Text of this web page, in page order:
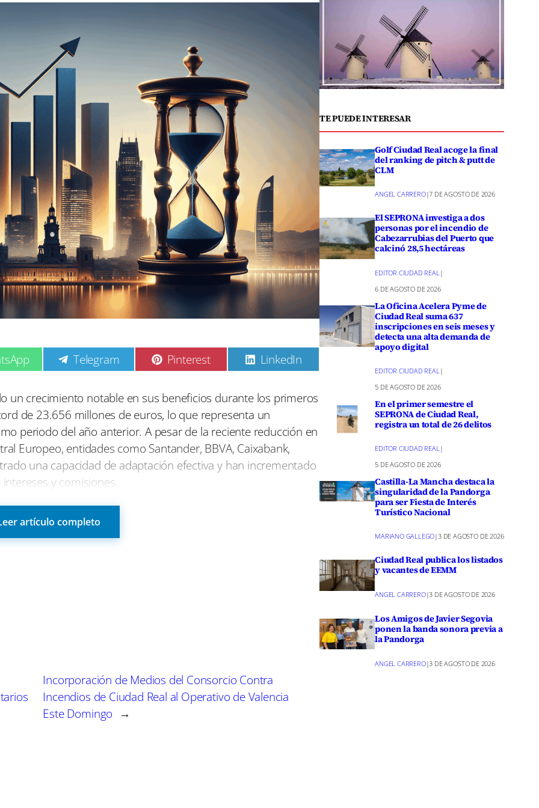
C
o
p
a
r
t
i
r
e
n
Telegram C
o
p
a
r
t
i
r
e
n
Pinterest C
o
p
a
r
t
i
r
e
n
LinkedIn
un crecimiento notable en sus beneficios durante los primeros
de 23.656 millones de euros, lo que representa un
periodo del año anterior. A pesar de la reciente reducción en
Europeo, entidades como Santander, BBVA, Caixabank,
una capacidad de adaptación efectiva y han incrementado
y comisiones.
aumento del 58% en sus beneficios, liderando el
ajustes para suavizar su efecto, el sector muestra una notable
regulatorios.
artículo completo
Incorporación de Medios del Consorcio Contra
Incendios de Ciudad Real al Operativo de Valencia
Este Domingo →
TE PUEDE INTERESAR
Golf Ciudad Real acoge la final
del ranking de pitch & putt de
CLM
ANGEL CARRERO|7 DE AGOSTO DE 2026
El SEPRONA investiga a dos
personas por el incendio de
Cabezarrubias del Puerto que
calcinó 28,5 hectáreas
EDITOR CIUDAD REAL |
6 DE AGOSTO DE 2026
La Oficina Acelera Pyme de
Ciudad Real suma 637
inscripciones en seis meses y
detecta una alta demanda de
apoyo digital
EDITOR CIUDAD REAL |
5 DE AGOSTO DE 2026
En el primer semestre el
SEPRONA de Ciudad Real,
registra un total de 26 delitos
EDITOR CIUDAD REAL|
5 DE AGOSTO DE 2026
Castilla-La Mancha destaca la
singularidad de la Pandorga
para ser Fiesta de Interés
Turístico Nacional
MARIANO GALLEGO|3 DE AGOSTO DE 2026
Ciudad Real publica los listados
y vacantes de EEMM
ANGEL CARRERO|3 DE AGOSTO DE 2026
Los Amigos de Javier Segovia
ponen la banda sonora previa a
la Pandorga
ANGEL CARRERO|3 DE AGOSTO DE 2026